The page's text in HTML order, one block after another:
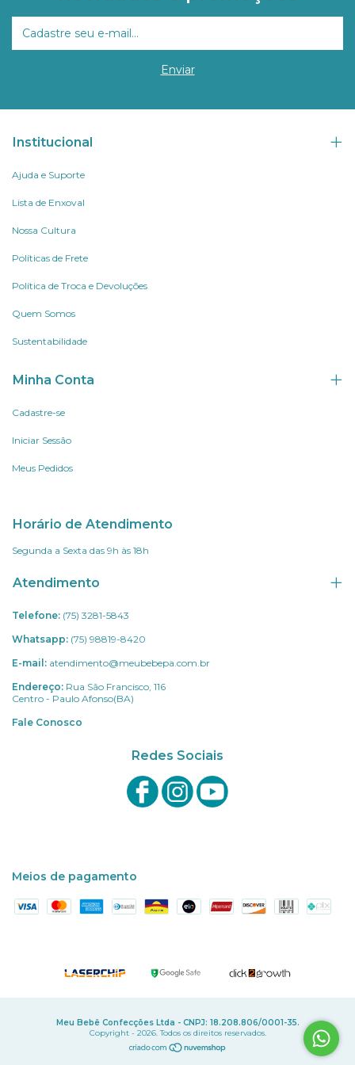
Institucional
Ajuda e Suporte
Lista de Enxoval
Nossa Cultura
Políticas de Frete
Política de Troca e Devoluções
Quem Somos
Sustentabilidade
Minha Conta
Cadastre-se
Iniciar Sessão
Meus Pedidos
Horário de Atendimento
Segunda a Sexta das 9h às 18h
Atendimento
Telefone: (75) 3281-5843
Whatsapp: (75) 98819-8420
E-mail: atendimento@meubebepa.com.br
Endereço: Rua São Francisco, 116
Centro - Paulo Afonso(BA)
Fale Conosco
Redes Sociais
Meios de pagamento
Meu Bebê Confecções Ltda - CNPJ: 18.208.806/0001-35.
Copyright - 2026. Todos os direitos reservados.